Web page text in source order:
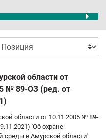
области от
№ 89-ОЗ (ред. от
области от 10.11.2005 № 89-
'Об охране
среды в Амурской области'